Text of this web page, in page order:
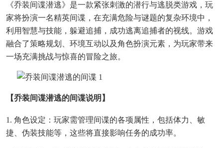
《乔装间谍潜逃》是一款紧张刺激的潜行与逃脱类游戏，玩
家将扮演一名精英间谍，在充满危险与谜题的复杂环境中，
利用智慧与技能，躲避追捕，成功逃离追捕者的视线。游戏
融合了策略规划、环境互动以及角色扮演元素，为玩家带来
一场充满挑战与惊喜的冒险之旅。
【乔装间谍潜逃的间谍说明】
1. 角色设定：玩家需管理间谍的各项属性，包括体力、敏
捷、伪装技能等，这些将直接影响任务的成功率。